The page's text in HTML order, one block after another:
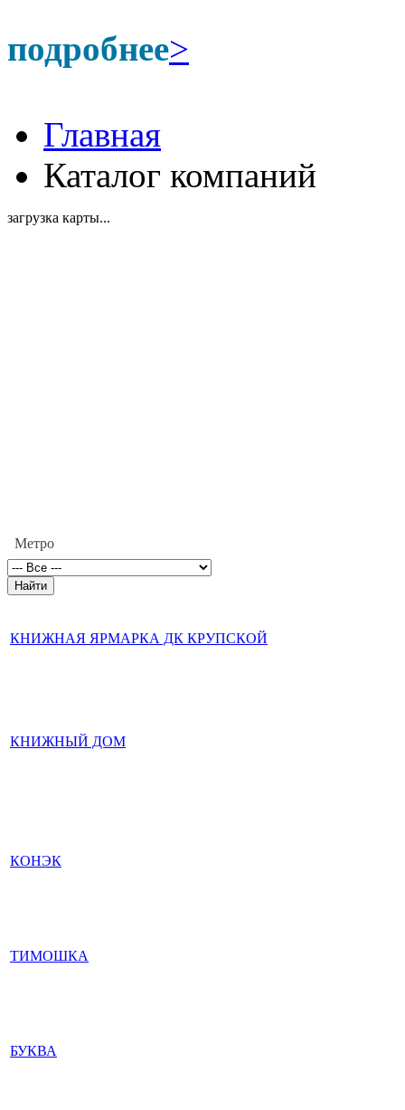
подробнее>
Главная
Каталог компаний
загрузка карты...
Метро
КНИЖНАЯ ЯРМАРКА ДК КРУПСКОЙ
КНИЖНЫЙ ДОМ
КОНЭК
ТИМОШКА
БУКВА